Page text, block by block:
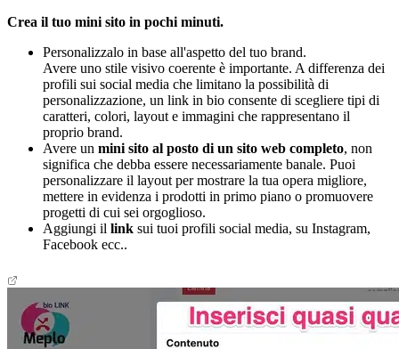
Crea il tuo mini sito in pochi minuti.
Personalizzalo in base all'aspetto del tuo brand.
Avere uno stile visivo coerente è importante. A differenza dei
profili sui social media che limitano la possibilità di
personalizzazione, un link in bio consente di scegliere tipi di
caratteri, colori, layout e immagini che rappresentano il
proprio brand.
Avere un mini sito al posto di un sito web completo, non
significa che debba essere necessariamente banale. Puoi
personalizzare il layout per mostrare la tua opera migliore,
mettere in evidenza i prodotti in primo piano o promuovere
progetti di cui sei orgoglioso.
Aggiungi il link sui tuoi profili social media, su Instagram,
Facebook ecc..